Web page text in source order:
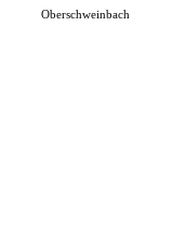
Oberschweinbach